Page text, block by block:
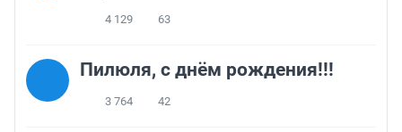
4 129 63
Пилюля, с днём рождения!!!
3 764 42